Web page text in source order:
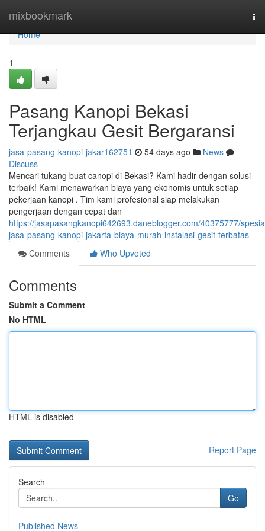
mixbookmark
Home
Home
1
Pasang Kanopi Bekasi
Terjangkau Gesit Bergaransi
jasa-pasang-kanopi-jakar162751 54 days ago
News
Discuss
Mencari tukang buat canopi di Bekasi? Kami hadir dengan solusi
terbaik! Kami menawarkan biaya yang ekonomis untuk setiap
pekerjaan kanopi . Tim kami profesional siap melakukan
pengerjaan dengan cepat dan
https://jasapasangkanopi642693.daneblogger.com/40375777/
jasa-pasang-kanopi-jakarta-biaya-murah-instalasi-gesit-terbatas
Comments
Who Upvoted
Comments
Submit a Comment
No HTML
HTML is disabled
Report Page
Search
Go
Published News